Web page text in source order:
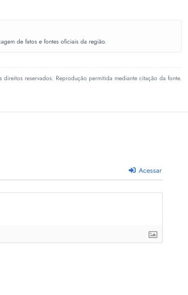
de fatos e fontes oficiais da região.
reservados. Reprodução permitida mediante citação da fonte.
Acessar